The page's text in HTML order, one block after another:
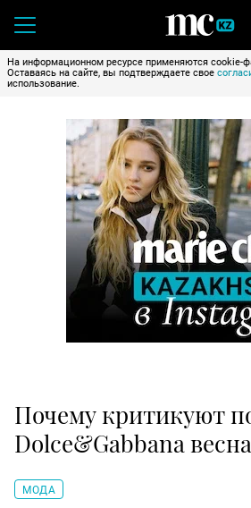
На информационном ресурсе применяются cookie-
Оставаясь на сайте, вы подтверждаете свое
использование.
Почему критикуют
Dolce&Gabbana
МОДА